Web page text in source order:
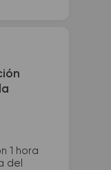
1 hora
del